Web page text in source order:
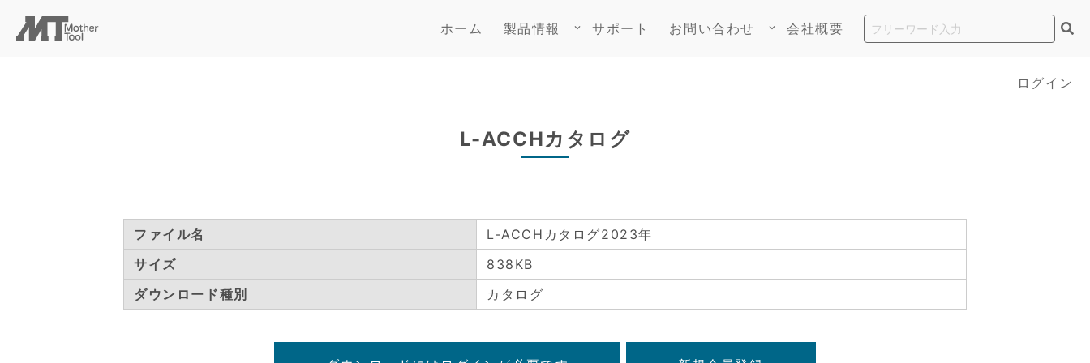
ホーム 製品情報 keyboard_arrow_down サポート お問い合わせ keyboard_arrow_down 会社概要
ログイン
L-ACCHカタログ
ファイル名
L-ACCHカタログ2023年
サイズ
838KB
ダウンロード種別
カタログ